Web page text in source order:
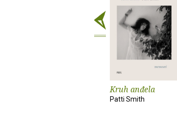
Kruh anđela
Patti Smith